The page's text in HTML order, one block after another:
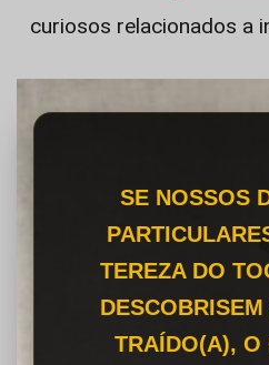
curiosos relacionados a
SE NOSSOS
TEREZA DO
TRAÍDO(A), O